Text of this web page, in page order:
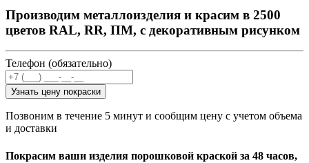
Производим металлоизделия и красим в 2500
цветов RAL, RR, ПМ, с декоративным рисунком
Телефон (обязательно)
Узнать цену покраски
Позвоним в течение 5 минут и сообщим цену с учетом объема
и доставки
Покрасим ваши изделия порошковой краской за 48 часов,